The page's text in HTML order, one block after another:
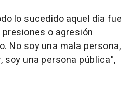
lo sucedido aquel día fue
o agresión
No soy una mala persona,
soy una persona pública",